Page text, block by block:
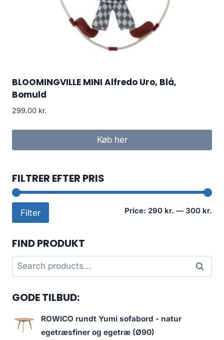
BLOOMINGVILLE MINI Alfredo Uro, Blå,
Bomuld
299.00 kr.
Køb her
FILTRER EFTER PRIS
Filter Price: 290 kr. — 300 kr.
FIND PRODUKT
Search
for:
Search
GODE TILBUD:
ROWICO rundt Yumi sofabord - natur
egetræsfiner og egetræ (Ø90)